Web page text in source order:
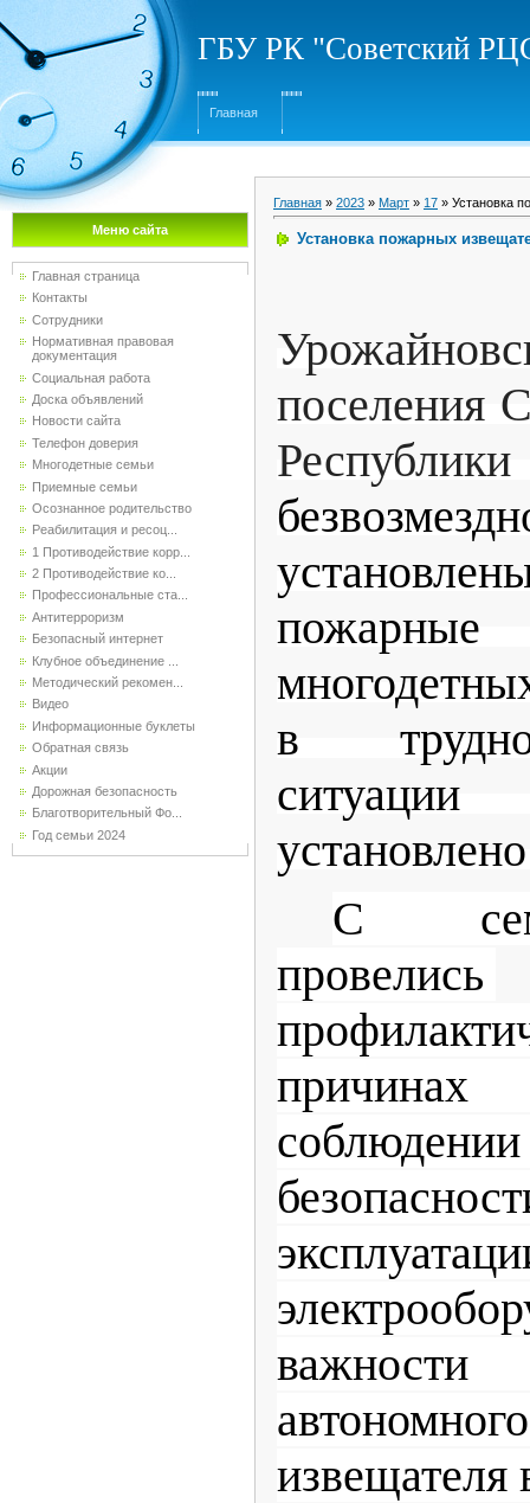
ГБУ РК "Советский
Главная
Меню сайта
Главная страница
Контакты
Сотрудники
Нормативная правовая
документация
Социальная работа
Доска объявлений
Новости сайта
Телефон доверия
Многодетные семьи
Приемные семьи
Осознанное родительство
Реабилитация и ресоц...
1 Противодействие корр...
2 Противодействие ко...
Профессиональные ста...
Антитерроризм
Безопасный интернет
Клубное объединение ...
Методический рекомен...
Видео
Информационные буклеты
Обратная связь
Акции
Дорожная безопасность
Благотворительный Фо...
Год семьи 2024
Главная » 2023 » Март » 17 » Установка
Установка пожарных
поселения
в
С
провелись
извещателя